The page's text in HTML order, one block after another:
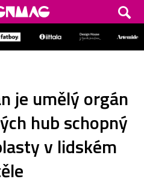
je umělý orgán
hub schopný
v lidském